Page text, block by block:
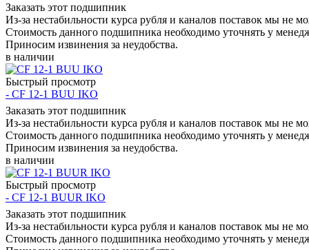
Заказать этот подшипник
Из-за нестабильности курса рубля и каналов поставок мы не
Стоимость данного подшипника необходимо уточнять у
Приносим извинения за неудобства.
в наличии
Быстрый просмотр
- CF 12-1 BUU IKO
Заказать этот подшипник
Из-за нестабильности курса рубля и каналов поставок мы не
Стоимость данного подшипника необходимо уточнять у
Приносим извинения за неудобства.
в наличии
Быстрый просмотр
- CF 12-1 BUUR IKO
Заказать этот подшипник
Из-за нестабильности курса рубля и каналов поставок мы не
Стоимость данного подшипника необходимо уточнять у